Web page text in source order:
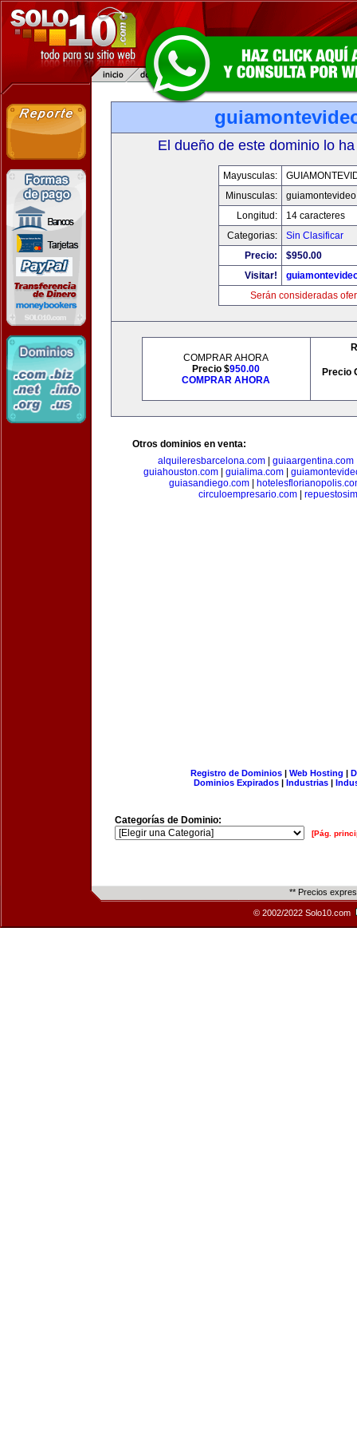
El dueño de este dominio lo
Mayusculas:
Minusculas:
Longitud:
14 caracteres
Categorias:
Sin Clasificar
Precio:
$950.00
Visitar!
Serán consideradas
COMPRAR AHORA
Precio $950.00
COMPRAR AHORA
Precio
Otros dominios en venta:
alquileresbarcelona.com| guiaargentina.com
guiahouston.com| guialima.com|
guiasandiego.com
circuloempresario.com
Registro de Dominios| Web Hosting |
Dominios Expirados | Industrias |
Categorías de Dominio:
[Pág.
** Precios
© 2002/2022 Solo10.com